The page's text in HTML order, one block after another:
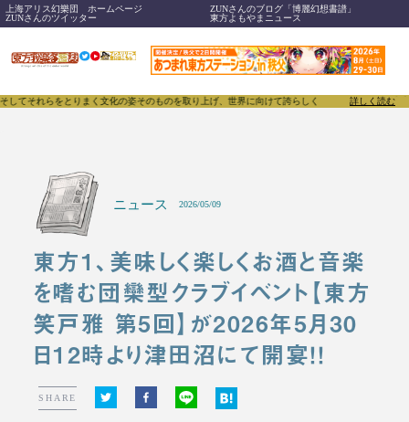
上海アリス幻樂団 ホームページ
ZUNさんのブログ「博麗幻想書譜」
ZUNさんのツイッター
東方よもやまニュース
とりまく文化の姿そのものを取り上げ、世界に向けて誇らしく発信することで、東方詳しく読む
ニュース 2026/05/09
東方1、美味しく楽しくお酒と音楽
を嗜む団欒型クラブイベント【東方
笑戸雅 第5回】が2026年5月30
日12時より津田沼にて開宴！！
SHARE